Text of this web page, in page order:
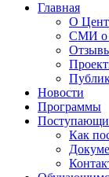
Главная
О
СМИ о
Новости
Программы
Как